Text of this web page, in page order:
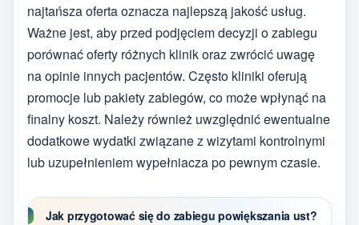
najtańsza oferta oznacza najlepszą jakość usług.
Ważne jest, aby przed podjęciem decyzji o zabiegu
porównać oferty różnych klinik oraz zwrócić uwagę
na opinie innych pacjentów. Często kliniki oferują
promocje lub pakiety zabiegów, co może wpłynąć na
finalny koszt. Należy również uwzględnić ewentualne
dodatkowe wydatki związane z wizytami kontrolnymi
lub uzupełnieniem wypełniacza po pewnym czasie.
Jak przygotować się do zabiegu powiększania ust?